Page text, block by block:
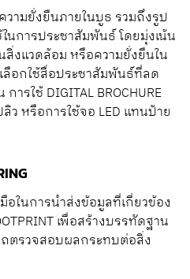
วามยั่งยืนภายในบูธ รวมถึงรูป
นการประชาสัมพันธ์ โดยมุ่งเน้น
งแวดล้อม หรือความยั่งยืนใน
อกใช้สื่อประชาสัมพันธ์ที่ลด
รใช้ DIGITAL BROCHURE
ว หรือการใช้จอ LED แทนป้าย
อในการนำส่งข้อมูลที่เกี่ยวข้อง
เพื่อสร้างบรรทัดฐาน
ตรวจสอบผลกระทบต่อสิ่ง